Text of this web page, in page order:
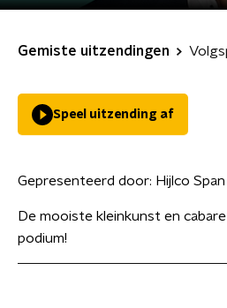
Gemiste uitzendingen
Speel uitzending af
Gepresenteerd door: Hijlco Span
De mooiste kleinkunst en
podium!